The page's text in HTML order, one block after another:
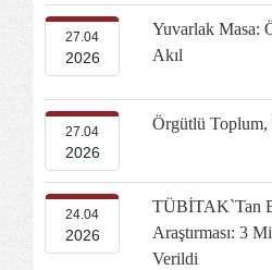
27.04
2026
Yuvarlak Masa:
Akıl
27.04
2026
Örgütlü Toplum,
24.04
2026
TÜBİTAK`tan
Araştırması: 3
Verildi